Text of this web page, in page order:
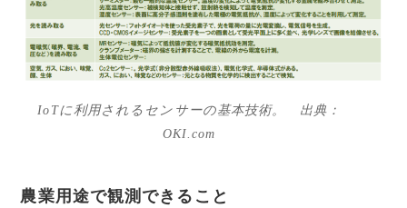
IoTに利用されるセンサーの基本技術。 出典：
OKI.com
農業用途で観測できること